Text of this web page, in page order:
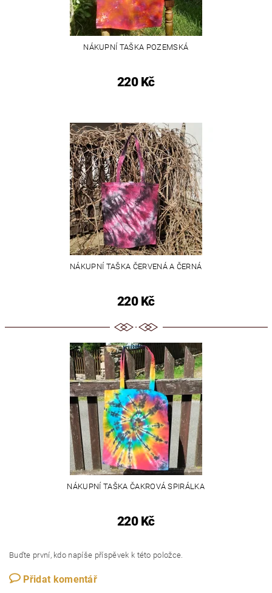
NÁKUPNÍ TAŠKA POZEMSKÁ
220 Kč
NÁKUPNÍ TAŠKA ČERVENÁ A ČERNÁ
220 Kč
NÁKUPNÍ TAŠKA ČAKROVÁ SPIRÁLKA
220 Kč
Buďte první, kdo napíše příspěvek k této položce.
Přidat komentář